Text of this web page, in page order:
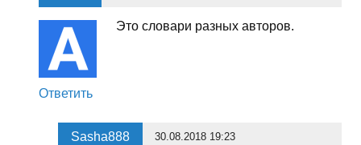
Это словари разных авторов.
Ответить
Sasha888 30.08.2018 19:23